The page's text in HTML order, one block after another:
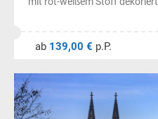
ab 139,00 € p.P.